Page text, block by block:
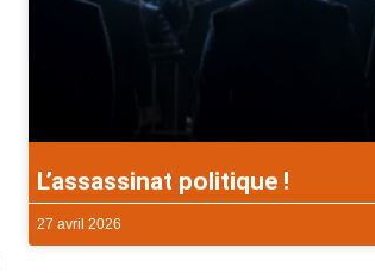
L’assassinat politique !
27 avril 2026